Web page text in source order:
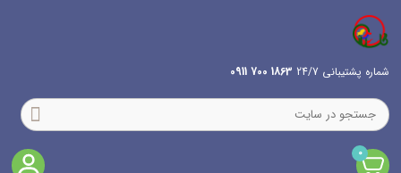
شماره پشتیبانی 24/7 1863 700 0911
0